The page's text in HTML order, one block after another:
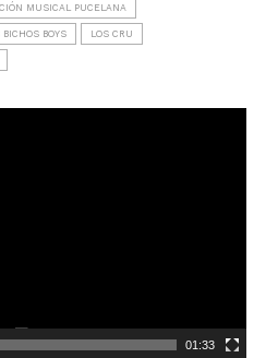
MUSICAL PUCELANA
BICHOS BOYS LOS CRU
01:33